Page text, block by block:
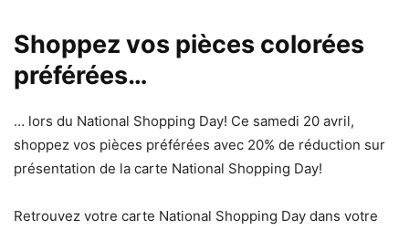
Shoppez vos pièces colorées
préférées…
… lors du National Shopping Day! Ce samedi 20 avril,
shoppez vos pièces préférées avec 20% de réduction sur
présentation de la carte National Shopping Day!
Retrouvez votre carte National Shopping Day dans votre